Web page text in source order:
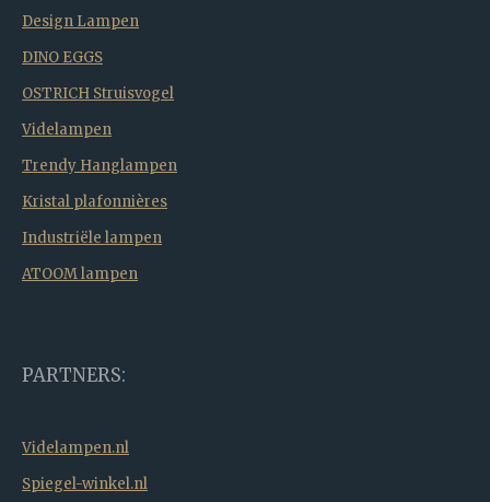
Design Lampen
DINO EGGS
OSTRICH Struisvogel
Videlampen
Trendy Hanglampen
Kristal plafonnières
Industriële lampen
ATOOM lampen
PARTNERS:
Videlampen.nl
Spiegel-winkel.nl